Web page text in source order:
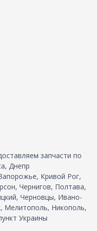
запчасти по
Днепр
Кривой Рог,
Чернигов, Полтава,
Черновцы, Ивано-
Мелитополь, Никополь,
Украины